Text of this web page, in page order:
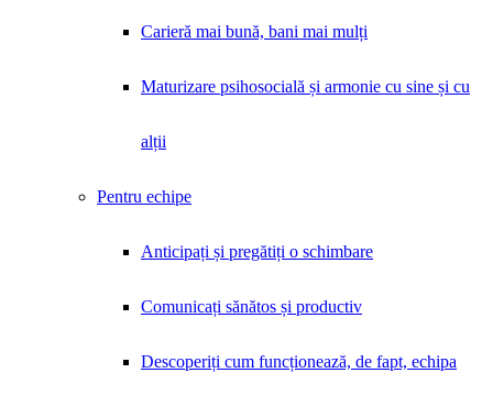
Carieră mai bună, bani mai mulți
Maturizare psihosocială și armonie cu sine și cu
alții
Pentru echipe
Anticipați și pregătiți o schimbare
Comunicați sănătos și productiv
Descoperiți cum funcționează, de fapt, echipa